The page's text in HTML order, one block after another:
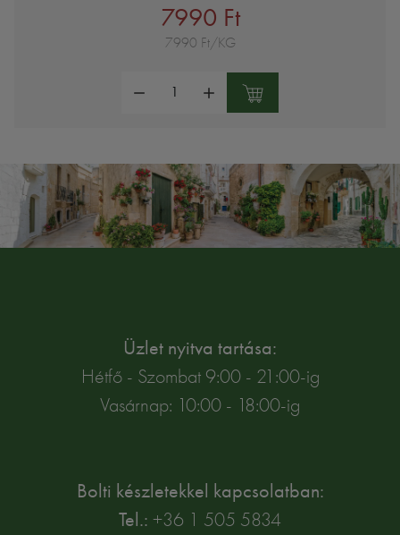
7990 Ft
7990 Ft/KG
Üzlet nyitva tartása:
Hétfő - Szombat 9:00 - 21:00-ig
Vasárnap: 10:00 - 18:00-ig
Bolti készletekkel kapcsolatban:
Tel.: +36 1 505 5834